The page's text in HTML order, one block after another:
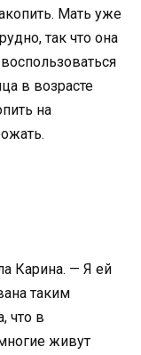
Мать уже
так что она
в возрасте
на
Карина. — Я ей
таким
что в
живут